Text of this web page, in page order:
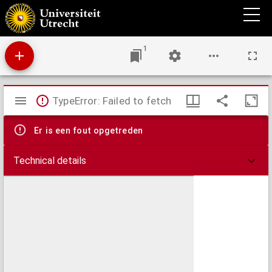
Inheritance of colours and pod characters in Phaseolus vulgaris L.,
1
Mirador
viewer
TypeError: Failed to fetch
Er is een fout opgetreden
Technical details